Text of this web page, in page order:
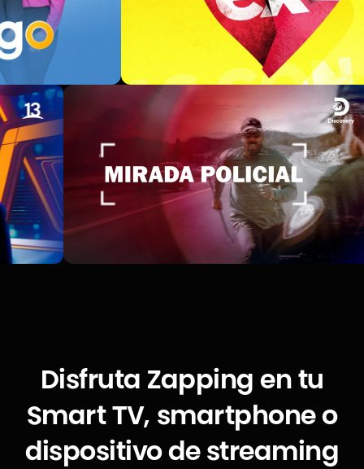
Disfruta Zapping en tu
Smart TV, smartphone o
dispositivo de streaming